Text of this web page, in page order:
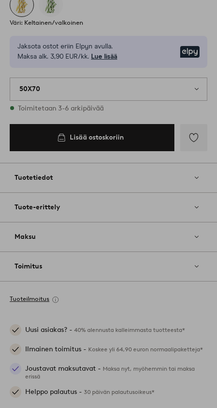
Väri: Keltainen/valkoinen
Jaksota ostot eriin Elpyn avulla.
Maksa alk. 3,90 EUR/kk. Lue lisää
50X70
Varastossa
Toimitetaan 3-6 arkipäivää
Lisää ostoskoriin
Tuotetiedot
Tuote-erittely
Maksu
Toimitus
Tuoteilmoitus
Uusi asiakas? - 40% alennusta kalleimmasta tuotteesta*
Ilmainen toimitus - Koskee yli 64,90 euron normaalipaketteja*
Joustavat maksutavat - Maksa nyt, myöhemmin tai maksa
erissä
Helppo palautus - 30 päivän palautusoikeus*